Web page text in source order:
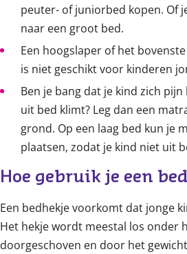
peuter- of juniorbed kopen. Of
naar een groot bed.
Een hoogslaper of het
is niet geschikt voor kinderen
Ben je bang dat je kind zich
uit bed klimt? Leg dan een
grond. Op een laag bed kun je
plaatsen, zodat je kind niet uit
Hoe gebruik je een
Een bedhekje voorkomt dat jonge
Het hekje wordt meestal los onder
doorgeschoven en door het